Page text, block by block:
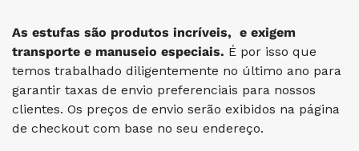
As estufas são produtos incríveis, e exigem
transporte e manuseio especiais. É por isso que
temos trabalhado diligentemente no último ano para
garantir taxas de envio preferenciais para nossos
clientes. Os preços de envio serão exibidos na página
de checkout com base no seu endereço.